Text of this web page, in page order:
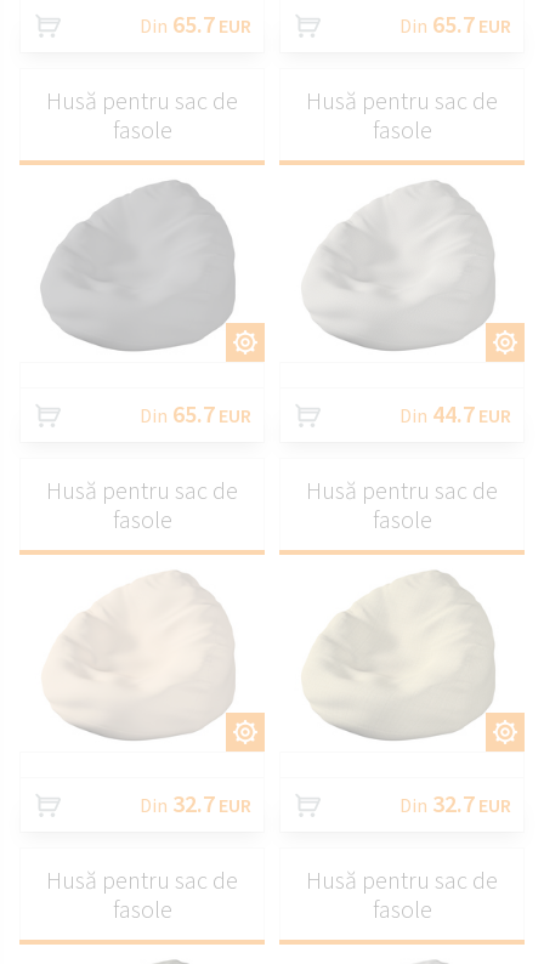
Din 65.7 EUR Din 65.7 EUR
PERSONALIZAȚI
Husă pentru sac de
fasole
Din 65.7 EUR
PERSONALIZAȚI
Husă pentru sac de
fasole
Din 44.7 EUR
PERSONALIZAȚI
Husă pentru sac de
fasole
Din 32.7 EUR
PERSONALIZAȚI
Husă pentru sac de
fasole
Din 32.7 EUR
Husă pentru sac de
fasole
Husă pentru sac de
fasole